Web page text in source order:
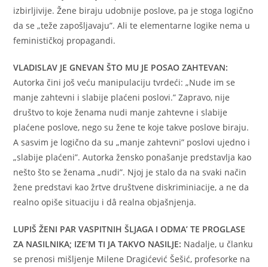
izbirljivije. Žene biraju udobnije poslove, pa je stoga logično
da se „teže zapošljavaju”. Ali te elementarne logike nema u
feminističkoj propagandi.
VLADISLAV JE GNEVAN ŠTO MU JE POSAO ZAHTEVAN:
Autorka čini još veću manipulaciju tvrdeći: „Nude im se
manje zahtevni i slabije plaćeni poslovi.” Zapravo, nije
društvo to koje ženama nudi manje zahtevne i slabije
plaćene poslove, nego su žene te koje takve poslove biraju.
A sasvim je logično da su „manje zahtevni” poslovi ujedno i
„slabije plaćeni”. Autorka žensko ponašanje predstavlja kao
nešto što se ženama „nudi”. Njoj je stalo da na svaki način
žene predstavi kao žrtve društvene diskriminiacije, a ne da
realno opiše situaciju i dâ realna objašnjenja.
LUPIŠ ŽENI PAR VASPITNIH ŠLJAGA I ODMA’ TE PROGLASE
ZA NASILNIKA; IZE’M TI JA TAKVO NASILJE: Nadalje, u članku
se prenosi mišljenje Milene Dragićević Šešić, profesorke na